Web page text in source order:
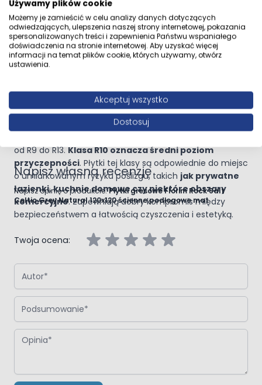
ułatwia dokładne ułożenie ich obok siebie, bez dużych
szczelin. To przyczynia się do uzyskania estetycznego i
nowoczesnego efektu końcowego.
Antypoślizgowość
Antypoślizgowość w przypadku płytek to właściwość
śliskimi substancjami. Klasy antypoślizgowości są
określane przez różne normy i testy, które mierzą
zdolność płytek do zapewnienia przyczepności.
od R9 do R13.Klasa R10 oznacza średni poziom
przyczepności. Płytki tej klasy są odpowiednie do miejsc
o umiarkowanym ryzyku poślizgu, takich jak prywatne
łazienki, kuchnie domowe czy niektóre obszary
komercyjne. Zapewniają dobry kompromis między
bezpieczeństwem a łatwością czyszczenia i estetyką.
Fabryczna 11
Przejdź do całego opisu
Opinie klientów
Napisz własną recenzję
Napisz opinię o produkcie:Płytki gresowe Florim Rock Salt
Celtic Grey Natural 120x120 ścienne podłogowe mat
Twoja ocena:
Autor
Podsumowanie
Opinia
Używamy plików cookie
Możemy je zamieścić w celu analizy danych dotyczących
odwiedzających, ulepszenia naszej strony internetowej, pokazania
spersonalizowanych treści i zapewnienia Państwu wspaniałego
doświadczenia na stronie internetowej. Aby uzyskać więcej
informacji na temat plików cookie, których używamy, otwórz
ustawienia.
Akceptuj wszystko
Dostosuj